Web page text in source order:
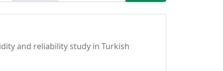
and reliability study in Turkish